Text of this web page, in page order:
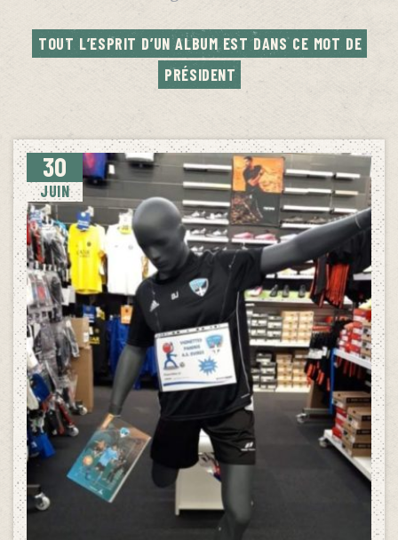
TOUT L’ESPRIT D’UN ALBUM EST DANS CE MOT DE
PRÉSIDENT
30
JUIN